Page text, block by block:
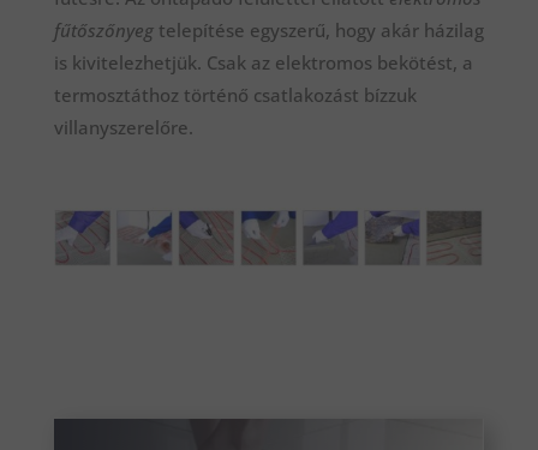
fűtőszőnyegtelepítése egyszerű, hogy akár házilag
is kivitelezhetjük. Csak az elektromos bekötést, a
termosztáthoz történő csatlakozást bízzuk
villanyszerelőre.